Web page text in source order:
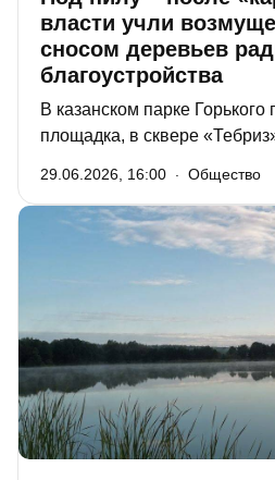
власти учли
сносом деревьев
благоустройства
В казанском парке
площадка, в сквере
выступили местные
сносить после
сегодняшнем деловом
рассказали о ходе
общественных пространств
масштабной реконструкции
зооботсада.
29.06.2026, 16:00 Общество